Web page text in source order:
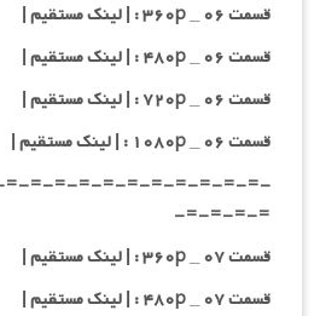
قسمت ۰۶ _ ۳۶۰p : | لینک مستقیم |
قسمت ۰۶ _ ۴۸۰p : | لینک مستقیم |
قسمت ۰۶ _ ۷۲۰p : | لینک مستقیم |
قسمت ۰۶ _ ۱۰۸۰p : | لینک مستقیم |
=-=-=-=-=-=-=-=-=-=-
=-=-=-=-
قسمت ۰۷ _ ۳۶۰p : | لینک مستقیم |
قسمت ۰۷ _ ۴۸۰p : | لینک مستقیم |